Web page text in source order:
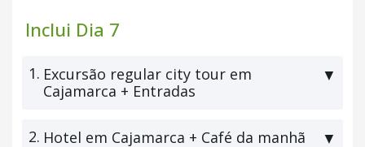
Inclui Dia 7
1. Excursão regular city tour em
Cajamarca + Entradas
▼
2. Hotel em Cajamarca + Café da manhã ▼